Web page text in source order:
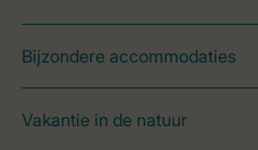
Bijzondere accommodaties
Vakantie in de natuur